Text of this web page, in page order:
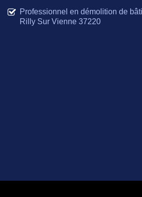
Professionnel en démolition de
Rilly Sur Vienne 37220